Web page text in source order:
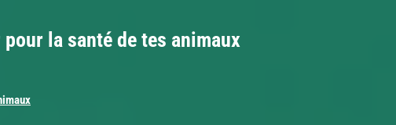
la santé de tes animaux